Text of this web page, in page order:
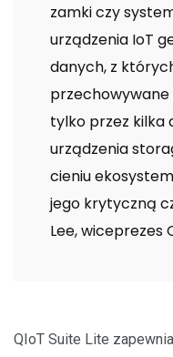
zamki czy
urządzenia IoT
danych, z
przechowywane
tylko przez kilka
urządzenia
cieniu
jego krytyczną
Lee, wiceprezes
QIoT Suite Lite